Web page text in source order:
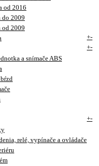
od 2016
do 2009
od 2009
+-
+-
a snímače ABS
+-
relé, vypínače a ovládače